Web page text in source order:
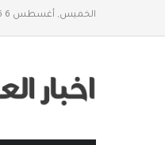
الخميس, أغسطس 6 2026